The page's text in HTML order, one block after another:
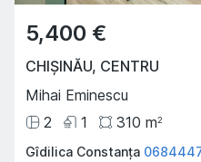
5,400 €
CHIȘINĂU, CENTRU
Mihai Eminescu
2
1 310 m2
Gîdilica Constanța